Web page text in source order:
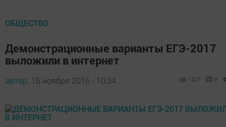
ОБЩЕСТВО
Демонстрационные варианты ЕГЭ-2017
выложили в интернет
автор, 16 ноября 2016 - 10:34 1327 0